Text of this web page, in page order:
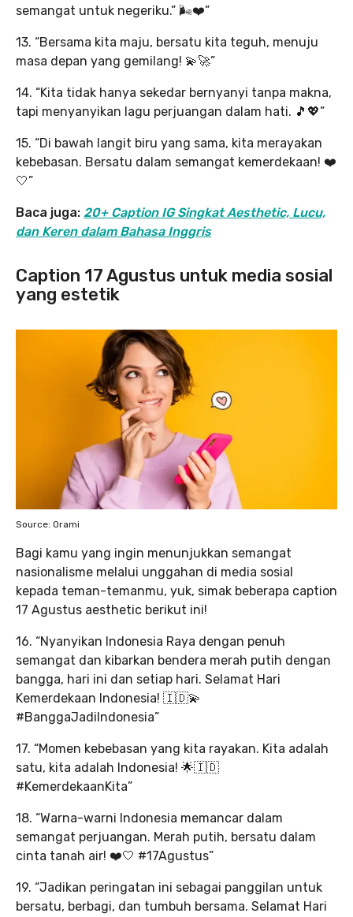
semangat untuk negeriku.” 🌬️❤️”
13. “Bersama kita maju, bersatu kita teguh, menuju
masa depan yang gemilang! 💫🚀”
14. “Kita tidak hanya sekedar bernyanyi tanpa makna,
tapi menyanyikan lagu perjuangan dalam hati. 🎵💖”
15. “Di bawah langit biru yang sama, kita merayakan
kebebasan. Bersatu dalam semangat kemerdekaan! ❤️
🤍”
Baca juga: 20+ Caption IG Singkat Aesthetic, Lucu,
dan Keren dalam Bahasa Inggris
Caption 17 Agustus untuk media sosial
yang estetik
Source: Orami
Bagi kamu yang ingin menunjukkan semangat
nasionalisme melalui unggahan di media sosial
kepada teman-temanmu, yuk, simak beberapa caption
17 Agustus aesthetic berikut ini!
16. “Nyanyikan Indonesia Raya dengan penuh
semangat dan kibarkan bendera merah putih dengan
bangga, hari ini dan setiap hari. Selamat Hari
Kemerdekaan Indonesia! 🇮🇩💫
#BanggaJadiIndonesia”
17. “Momen kebebasan yang kita rayakan. Kita adalah
satu, kita adalah Indonesia! 🌟🇮🇩
#KemerdekaanKita”
18. “Warna-warni Indonesia memancar dalam
semangat perjuangan. Merah putih, bersatu dalam
cinta tanah air! ❤️🤍 #17Agustus”
19. “Jadikan peringatan ini sebagai panggilan untuk
bersatu, berbagi, dan tumbuh bersama. Selamat Hari